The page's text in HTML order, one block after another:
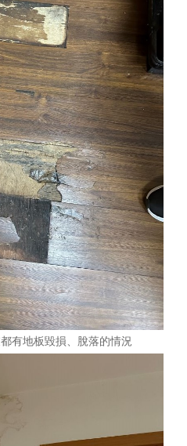
有地板毀損、脫落的情況